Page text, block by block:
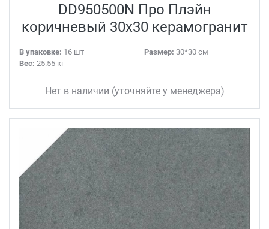
DD950500N Про Плэйн
коричневый 30x30 керамогранит
В упаковке: 16 шт Размер: 30*30 см
Вес: 25.55 кг
Нет в наличии (уточняйте у менеджера)